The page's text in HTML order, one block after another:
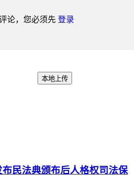
论，您必须先 登录
本地上传
民法典颁布后人格权司法保